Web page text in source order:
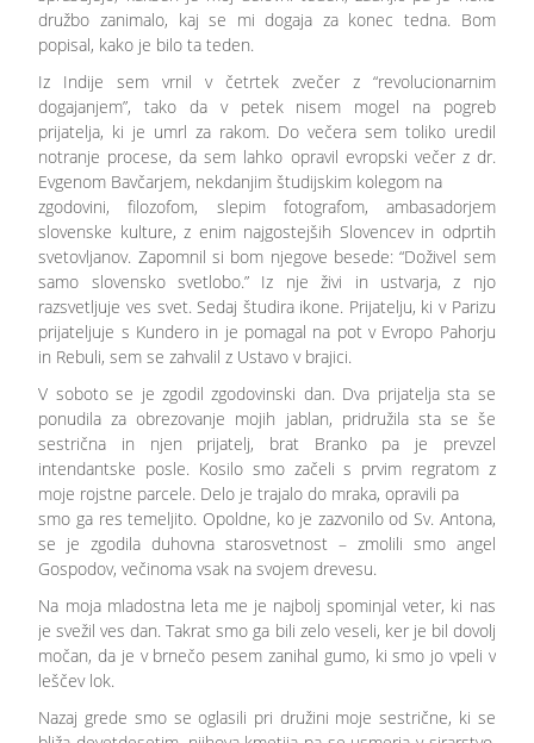
družbo zanimalo, kaj se mi dogaja za konec tedna. Bom
popisal, kako je bilo ta teden.
Iz Indije sem vrnil v četrtek zvečer z “revolucionarnim
dogajanjem”, tako da v petek nisem mogel na pogreb
prijatelja, ki je umrl za rakom. Do večera sem toliko uredil
notranje procese, da sem lahko opravil evropski večer z dr.
Evgenom Bavčarjem, nekdanjim študijskim kolegom na
zgodovini, filozofom, slepim fotografom, ambasadorjem
slovenske kulture, z enim najgostejših Slovencev in odprtih
svetovljanov. Zapomnil si bom njegove besede: “Doživel sem
samo slovensko svetlobo.” Iz nje živi in ustvarja, z njo
razsvetljuje ves svet. Sedaj študira ikone. Prijatelju, ki v Parizu
prijateljuje s Kundero in je pomagal na pot v Evropo Pahorju
in Rebuli, sem se zahvalil z Ustavo v brajici.
V soboto se je zgodil zgodovinski dan. Dva prijatelja sta se
ponudila za obrezovanje mojih jablan, pridružila sta se še
sestrična in njen prijatelj, brat Branko pa je prevzel
intendantske posle. Kosilo smo začeli s prvim regratom z
moje rojstne parcele. Delo je trajalo do mraka, opravili pa
smo ga res temeljito. Opoldne, ko je zazvonilo od Sv. Antona,
se je zgodila duhovna starosvetnost – zmolili smo angel
Gospodov, večinoma vsak na svojem drevesu.
Na moja mladostna leta me je najbolj spominjal veter, ki nas
je svežil ves dan. Takrat smo ga bili zelo veseli, ker je bil dovolj
močan, da je v brnečo pesem zanihal gumo, ki smo jo vpeli v
leščev lok.
Nazaj grede smo se oglasili pri družini moje sestrične, ki se